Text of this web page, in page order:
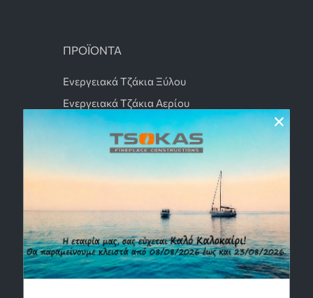
×
ΠΡΟΪΟΝΤΑ
Ενεργειακά Τζάκια Ξύλου
Ενεργειακά Τζάκια Αερίου
Τζάκια Εξωτερικού Χώρου
Τζάκια Βιοαιθανόλης
Αρχιτεκτονικά Τζάκια
Ηλεκτρικά Τζάκια
Σόμπες Ξύλου
Θέρμανση Εξωτερικού Χώρου
Σόμπες Αερίου